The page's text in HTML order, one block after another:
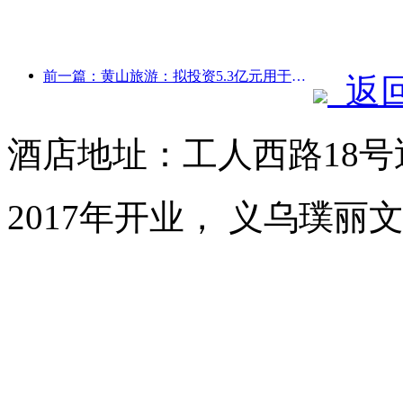
前一篇：黄山旅游：拟投资5.3亿元用于酒店改造
返
酒店地址：工人西路18
2017年开业， 义乌璞